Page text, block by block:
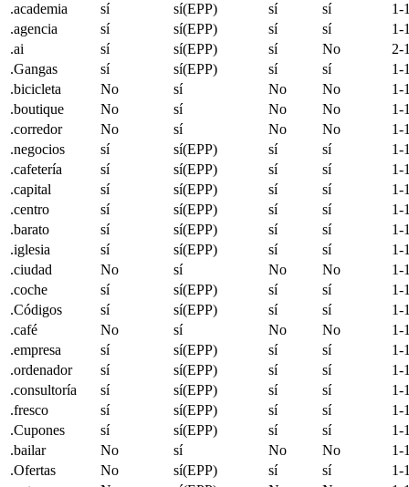
.academia
sí sí(EPP) sí sí
1-
.agencia
sí sí(EPP) sí sí
1-
.ai sí sí(EPP) sí No
2-
.Gangas
sí sí(EPP) sí sí
1-
.bicicleta
No sí No No
1-
.boutique
No sí No No
1-
.corredor
No sí No No
1-
.negocios
sí sí(EPP) sí sí
1-
.cafetería
sí sí(EPP) sí sí
1-
.capital
sí sí(EPP) sí sí
1-
.centro
sí sí(EPP) sí sí
1-
.barato
sí sí(EPP) sí sí
1-
.iglesia
sí sí(EPP) sí sí
1-
.ciudad
No sí No No
1-
.coche
sí sí(EPP) sí sí
1-
.Códigos
sí sí(EPP) sí sí
1-
.café
No sí No No
1-
.empresa
sí sí(EPP) sí sí
1-
.ordenador
sí sí(EPP) sí sí
1-
.consultoría
sí sí(EPP) sí sí
1-
.fresco
sí sí(EPP) sí sí
1-
.Cupones
sí sí(EPP) sí sí
1-
.bailar
No sí No No
1-
.Ofertas
No sí(EPP) sí sí
1-